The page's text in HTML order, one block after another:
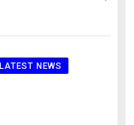
LATEST NEWS